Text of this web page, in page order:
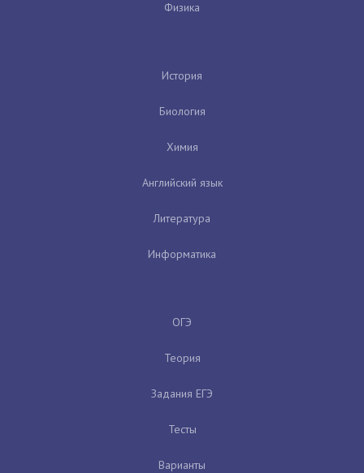
Физика
История
Биология
Химия
Английский язык
Литература
Информатика
ОГЭ
Теория
Задания ЕГЭ
Тесты
Варианты